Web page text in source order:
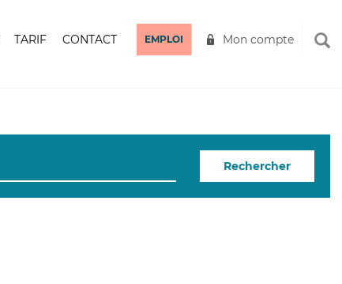
TARIF CONTACT EMPLOI Mon compte
Rechercher